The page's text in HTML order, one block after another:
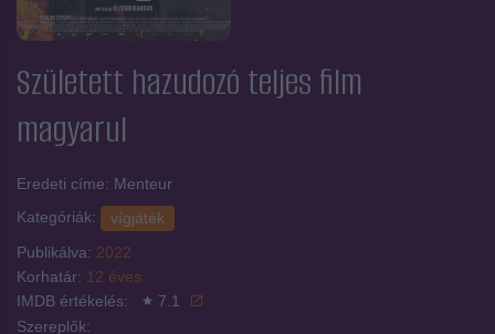
Született hazudozó teljes film
magyarul
Eredeti címe: Menteur
Kategóriák:
vígjáték
Publikálva: 2022
Korhatár: 12 éves
IMDB értékelés:
7.1
Szereplők: